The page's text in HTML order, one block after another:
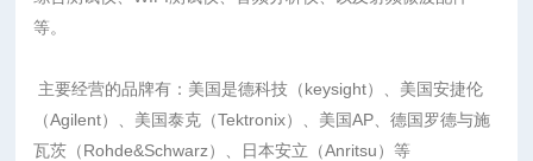
等。
主要经营的品牌有：美国是德科技（keysight）、美国安捷伦
（Agilent）、美国泰克（Tektronix）、美国AP、德国罗德与施
瓦茨（Rohde&Schwarz）、日本安立（Anritsu）等